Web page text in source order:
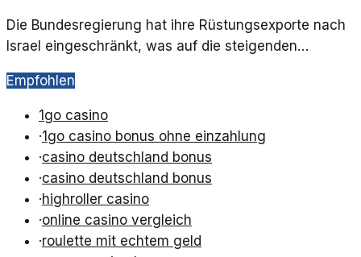
Die Bundesregierung hat ihre Rüstungsexporte nach
Israel eingeschränkt, was auf die steigenden
Diese Entscheidung wirft Fragen auf und hat
weitreichende politische Konsequenzen.
Empfohlen
1go casino
·1go casino bonus ohne einzahlung
·casino deutschland bonus
·casino deutschland bonus
·highroller casino
·online casino vergleich
·roulette mit echtem geld